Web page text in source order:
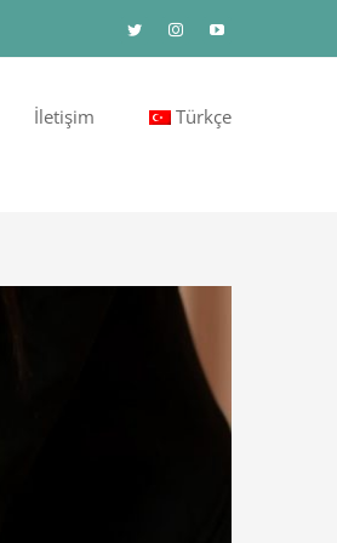
TwitterInstagramYouTube
İletişim Türkçe